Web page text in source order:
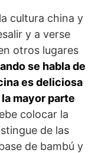
cultura china y
y a verse
otros lugares
se habla de
es deliciosa
mayor parte
colocar la
de las
de bambú y